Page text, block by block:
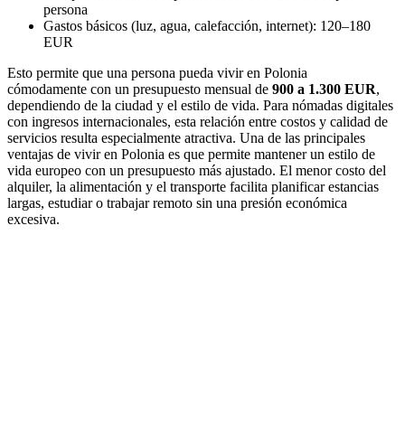
persona
Gastos básicos (luz, agua, calefacción, internet): 120–180
EUR
Esto permite que una persona pueda vivir en Polonia
cómodamente con un presupuesto mensual de 900 a 1.300 EUR,
dependiendo de la ciudad y el estilo de vida. Para nómadas digitales
con ingresos internacionales, esta relación entre costos y calidad de
servicios resulta especialmente atractiva. Una de las principales
ventajas de vivir en Polonia es que permite mantener un estilo de
vida europeo con un presupuesto más ajustado. El menor costo del
alquiler, la alimentación y el transporte facilita planificar estancias
largas, estudiar o trabajar remoto sin una presión económica
excesiva.